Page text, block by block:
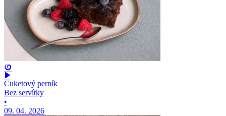
Cuketový perník
Bez servítky
•
09. 04. 2026